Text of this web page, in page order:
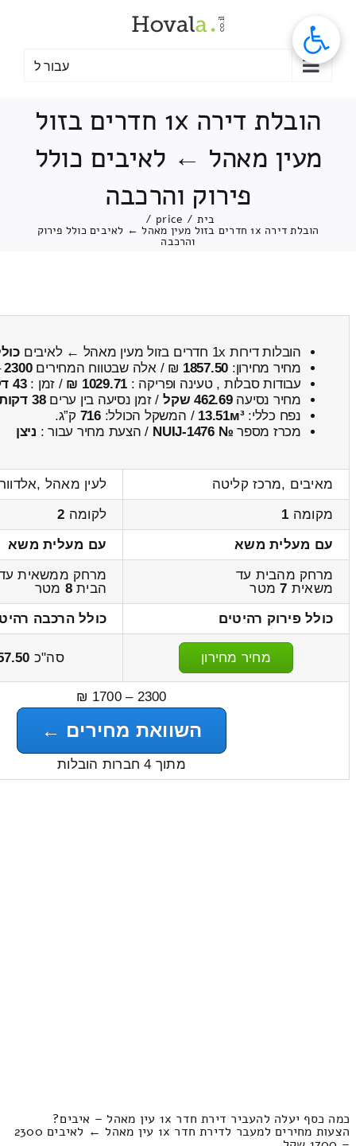
עבור ל
הובלת דירה 1x חדרים בזול
מעין מאהל ← לאיבים כולל
פירוק והרכבה
בית /
price
/
הובלת דירה 1x חדרים בזול מעין מאהל ← לאיבים כולל פירוק
והרכבה
הובלות דירות 1x חדרים בזול מעין מאהל ← לאיבים
מחיר מחירון: 1857.50 ₪ / אלה שבטווח המחירים2300
עבודות סבלות , טעינה ופריקה : 1029.71 ₪ / זמן :43 דקות 58 שניות
מחיר נסיעה462.69 שקל / זמן נסיעה בין ערים38 דקות
נפח כללי:13.51м³ / המשקל הכולל:716 ק”ג.
מכרז מספר № NUIJ-1476 / הצעת מחיר עבור : ניצן
מאיבים ,מרכז קליטה
לעין מאהל
מקומה 1 לקומה 2
עם מעלית משא
עם מעלית משא
מרחק מהבית עד
משאית 7מטר
מרחק ממשאית
הבית8 מטר
כולל פירוק רהיטים
כולל הרכבה
מחיר מחירון סה"כ
2300 – 1700 ₪
השוואת מחירים ←
מתוך 4 חברות הובלות
כמה כסף יעלה להעביר דירת חדר 1x עין מאהל – איבים?
הצעות מחירים למעבר לדירת חדר 1x עין מאהל ← לאיבים 2300